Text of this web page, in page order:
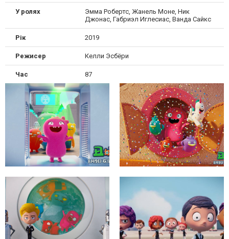
У ролях
Эмма Робертс, Жанель Моне, Ник
Джонас, Габриэл Иглесиас, Ванда Сайкс
Рік 2019
Режисер Келли Эсбёри
Час 87